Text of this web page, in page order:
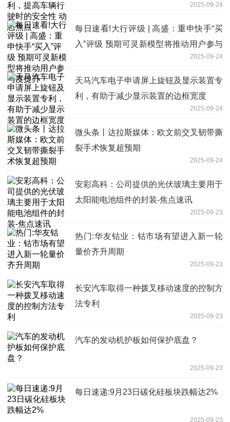
2025-09-24
每日速看!大行评级 | 高盛：重申快手“买
入”评级 预期可灵新模型将推动用户参与
2025-09-24
天马汽车电子申请屏上旋钮及显示装置专
利，有助于减少显示装置的边框宽度
2025-09-24
微头条丨达拉斯媒体：欧文前交叉韧带撕
裂手术恢复超预期
2025-09-24
安彩高科：公司提供的光伏玻璃主要用于
太阳能电池组件的封装-焦点速讯
2025-09-23
热门:华友钴业：钴市场有望进入新一轮
量价齐升周期
2025-09-23
长安汽车取得一种拨叉移动速度的控制方
法专利
2025-09-23
汽车的发动机护板如何保护底盘？
2025-09-23
每日速递:9月23日碳化硅板块跌幅达2%
2025-09-23